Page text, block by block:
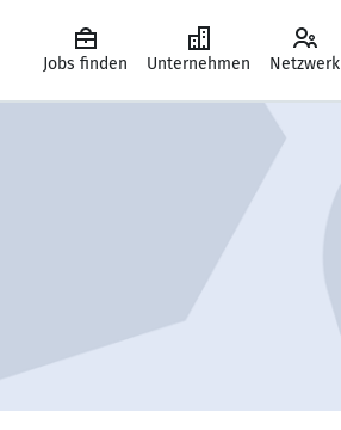
Jobs finden Unternehmen Netzwerk